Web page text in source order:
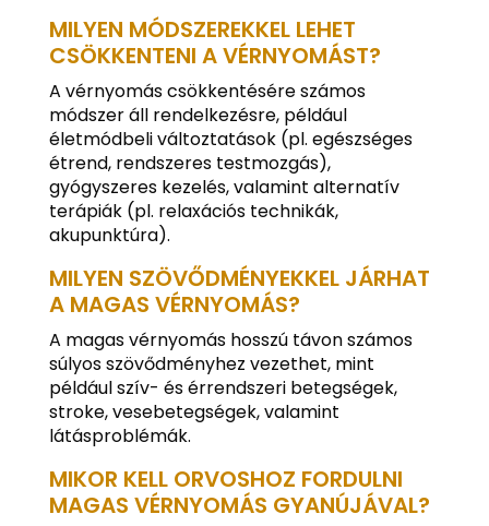
MILYEN MÓDSZEREKKEL LEHET
CSÖKKENTENI A VÉRNYOMÁST?
A vérnyomás csökkentésére számos
módszer áll rendelkezésre, például
életmódbeli változtatások (pl. egészséges
étrend, rendszeres testmozgás),
gyógyszeres kezelés, valamint alternatív
terápiák (pl. relaxációs technikák,
akupunktúra).
MILYEN SZÖVŐDMÉNYEKKEL JÁRHAT
A MAGAS VÉRNYOMÁS?
A magas vérnyomás hosszú távon számos
súlyos szövődményhez vezethet, mint
például szív- és érrendszeri betegségek,
stroke, vesebetegségek, valamint
látásproblémák.
MIKOR KELL ORVOSHOZ FORDULNI
MAGAS VÉRNYOMÁS GYANÚJÁVAL?